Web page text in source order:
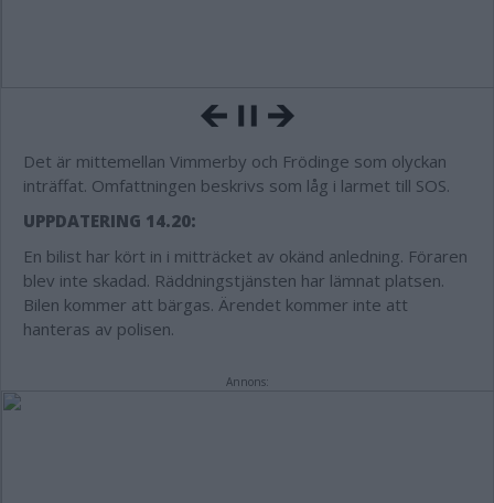
Det är mittemellan Vimmerby och Frödinge som olyckan
inträffat. Omfattningen beskrivs som låg i larmet till SOS.
UPPDATERING 14.20:
En bilist har kört in i mitträcket av okänd anledning. Föraren
blev inte skadad. Räddningstjänsten har lämnat platsen.
Bilen kommer att bärgas. Ärendet kommer inte att
hanteras av polisen.
Annons: